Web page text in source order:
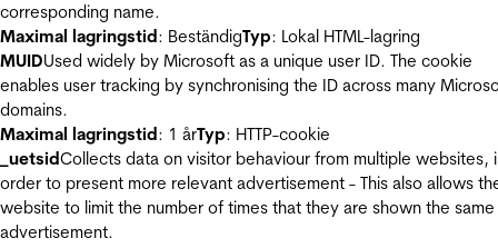
corresponding name.
Maximal lagringstid: BeständigTyp: Lokal HTML-lagring
MUIDUsed widely by Microsoft as a unique user ID. The cookie
enables user tracking by synchronising the ID across many
domains.
Maximal lagringstid: 1 årTyp: HTTP-cookie
_uetsidCollects data on visitor behaviour from multiple websites,
order to present more relevant advertisement - This also allows
website to limit the number of times that they are shown the same
advertisement.